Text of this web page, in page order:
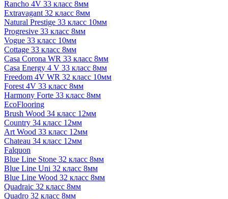
Rancho 4V 33 класс 8мм
Extravagant 32 класс 8мм
Natural Prestige 33 класс 10мм
Progresive 33 класс 8мм
Vogue 33 класс 10мм
Cottage 33 класс 8мм
Casa Corona WR 33 класс 8мм
Casa Energy 4 V 33 класс 8мм
Freedom 4V WR 32 класс 10мм
Forest 4V 33 класс 8мм
Harmony Forte 33 класс 8мм
EcoFlooring
Brush Wood 34 класс 12мм
Country 34 класс 12мм
Art Wood 33 класс 12мм
Chateau 34 класс 12мм
Falquon
Blue Line Stone 32 класс 8мм
Blue Line Uni 32 класс 8мм
Blue Line Wood 32 класс 8мм
Quadraic 32 класс 8мм
Quadro 32 класс 8мм